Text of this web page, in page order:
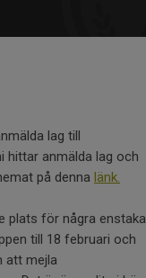
lag till
hittar anmälda lag och
på denna länk.
plats för några enstaka
till 18 februari och
att mejla